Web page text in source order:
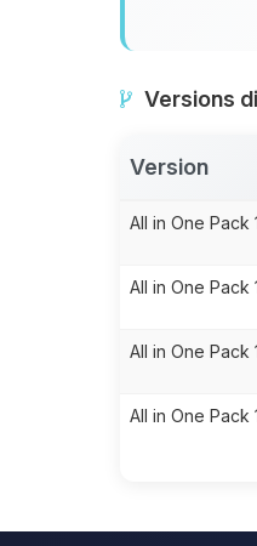
Versions
Version
All in One Pack
All in One Pack
All in One Pack
All in One Pack